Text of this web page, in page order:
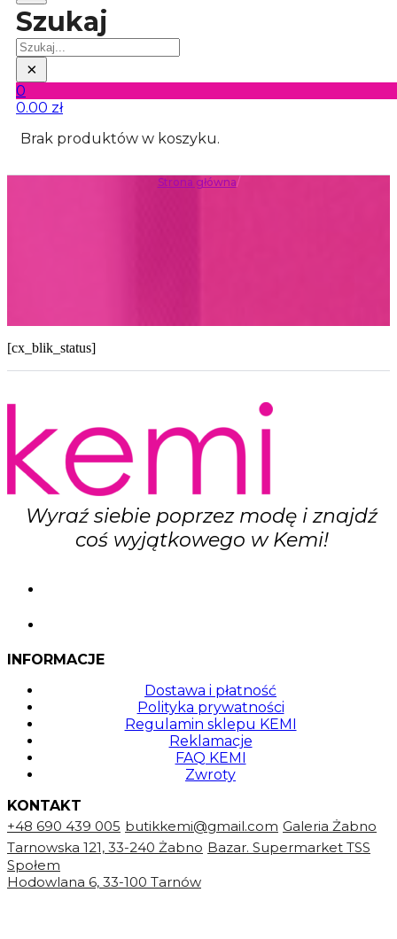
Szukaj
Szukaj
×
0
0.00 zł
Brak produktów w koszyku.
Strona główna/
[cx_blik_status]
Wyraź siebie poprzez modę i znajdź
coś wyjątkowego w Kemi!
INFORMACJE
Dostawa i płatność
Polityka prywatności
Regulamin sklepu KEMI
Reklamacje
FAQ KEMI
Zwroty
KONTAKT
+48 690 439 005 butikkemi@gmail.com Galeria Żabno
Tarnowska 121, 33-240 Żabno Bazar. Supermarket TSS
Społem
Hodowlana 6, 33-100 Tarnów